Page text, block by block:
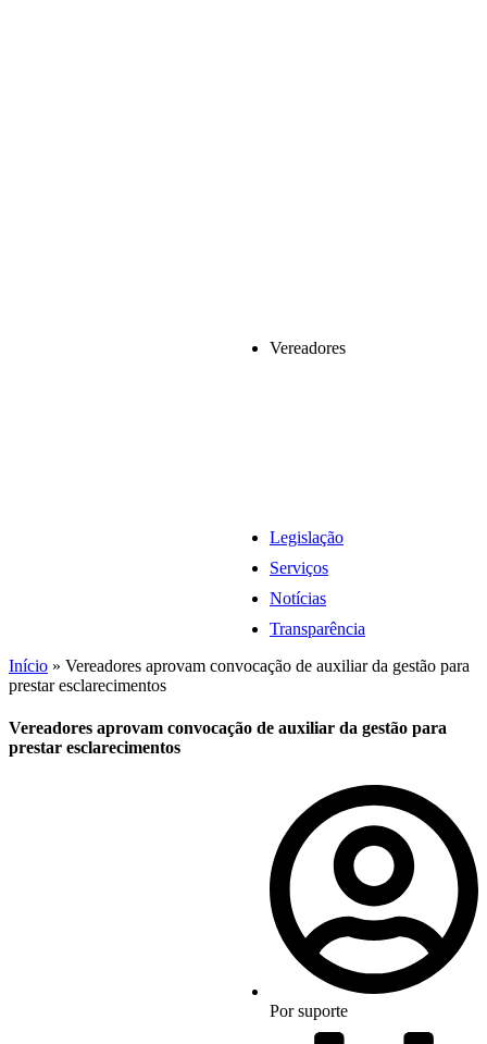
Vereadores
Legislação
Serviços
Notícias
Transparência
Início » Vereadores aprovam convocação de auxiliar da gestão para
prestar esclarecimentos
Vereadores aprovam convocação de auxiliar da gestão para
prestar esclarecimentos
Porsuporte